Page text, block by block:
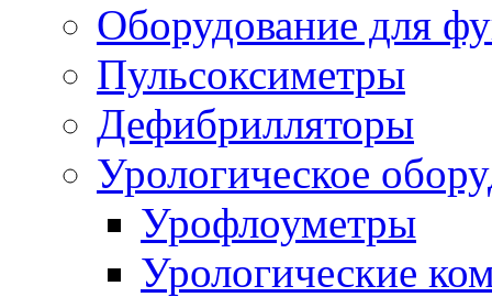
Оборудование для
Пульсоксиметры
Дефибрилляторы
Урологическое
Урофлоуметры
Урологические